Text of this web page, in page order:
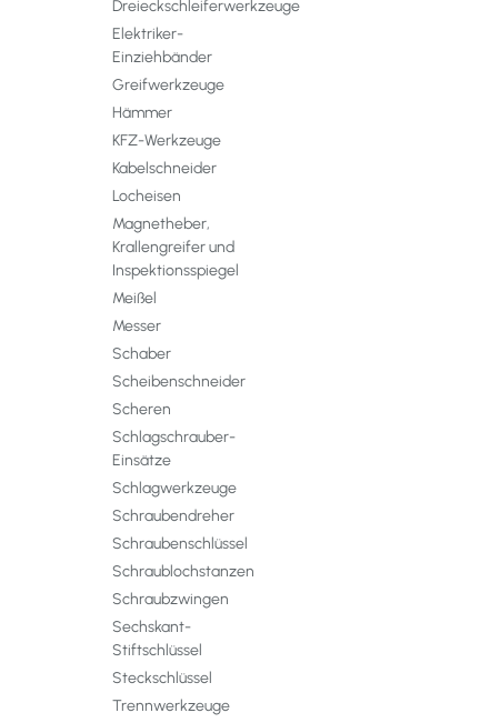
Dreieckschleiferwerkzeuge
Elektriker-
Einziehbänder
Greifwerkzeuge
Hämmer
KFZ-Werkzeuge
Kabelschneider
Locheisen
Magnetheber,
Krallengreifer und
Inspektionsspiegel
Meißel
Messer
Schaber
Scheibenschneider
Scheren
Schlagschrauber-
Einsätze
Schlagwerkzeuge
Schraubendreher
Schraubenschlüssel
Schraublochstanzen
Schraubzwingen
Sechskant-
Stiftschlüssel
Steckschlüssel
Trennwerkzeuge